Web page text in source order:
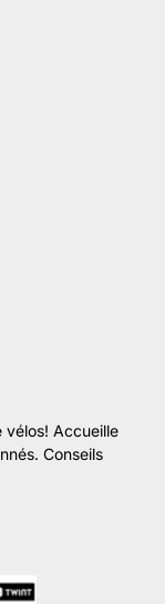
vélos! Accueille
Conseils